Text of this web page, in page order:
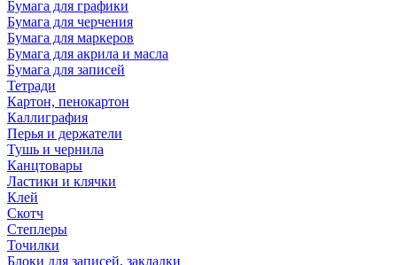
Бумага для графики
Бумага для черчения
Бумага для маркеров
Бумага для акрила и масла
Бумага для записей
Тетради
Картон, пенокартон
Каллиграфия
Перья и держатели
Тушь и чернила
Канцтовары
Ластики и клячки
Клей
Скотч
Степлеры
Точилки
Блоки для записей, закладки